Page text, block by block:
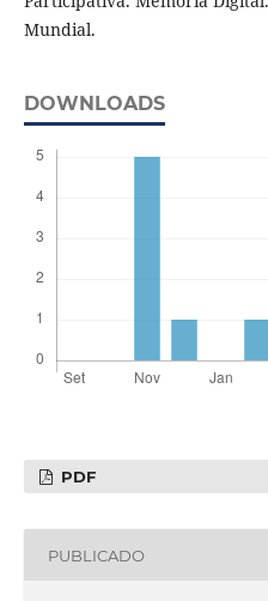
Mundial.
DOWNLOADS
PDF
PUBLICADO